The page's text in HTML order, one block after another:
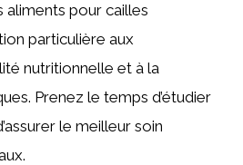
aliments pour cailles
particulière aux
nutritionnelle et à la
Prenez le temps d’étudier
le meilleur soin